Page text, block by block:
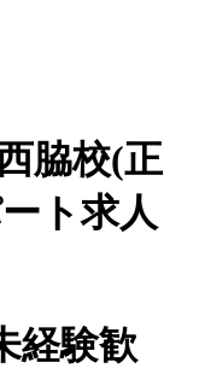
脇校(正
ト求人
経験歓